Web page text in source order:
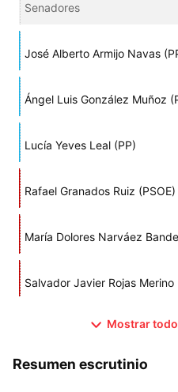
Senadores
José Alberto Armijo Navas
Ángel Luis González Muñoz
Lucía Yeves Leal (PP)
Rafael Granados Ruiz (PSOE)
María Dolores Narváez
Salvador Javier Rojas Merino
Mostrar
Resumen escrutinio